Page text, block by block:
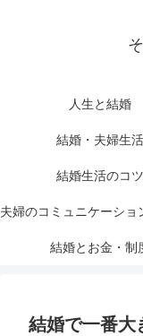
人生と結婚
結婚・夫婦生活
結婚生活のコツ
夫婦のコミュニケーショ
結婚とお金・制
結婚で一番大